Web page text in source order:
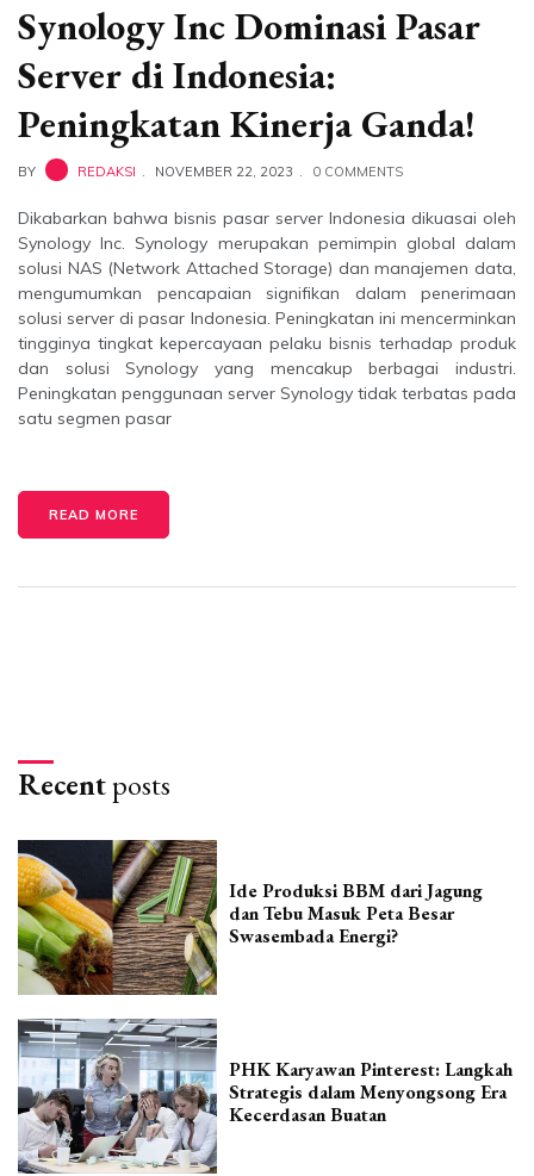
Synology Inc Dominasi Pasar
Server di Indonesia:
Peningkatan Kinerja Ganda!
BY REDAKSI NOVEMBER 22, 2023 0 COMMENTS
Dikabarkan bahwa bisnis pasar server Indonesia dikuasai oleh
Synology Inc. Synology merupakan pemimpin global dalam
solusi NAS (Network Attached Storage) dan manajemen data,
mengumumkan pencapaian signifikan dalam penerimaan
solusi server di pasar Indonesia. Peningkatan ini mencerminkan
tingginya tingkat kepercayaan pelaku bisnis terhadap produk
dan solusi Synology yang mencakup berbagai industri.
Peningkatan penggunaan server Synology tidak terbatas pada
satu segmen pasar
READ MORE
Recentposts
Ide Produksi BBM dari Jagung
dan Tebu Masuk Peta Besar
Swasembada Energi?
PHK Karyawan Pinterest: Langkah
Strategis dalam Menyongsong Era
Kecerdasan Buatan